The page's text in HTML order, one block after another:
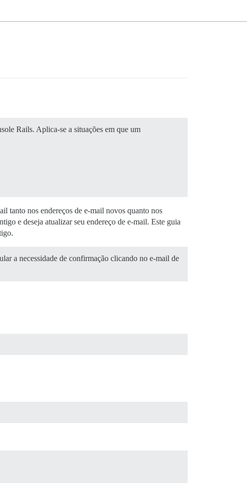
Rails. Aplica-se a situações em que um
tanto nos endereços de e-mail novos quanto nos
e deseja atualizar seu endereço de e-mail. Este guia
a necessidade de confirmação clicando no e-mail de